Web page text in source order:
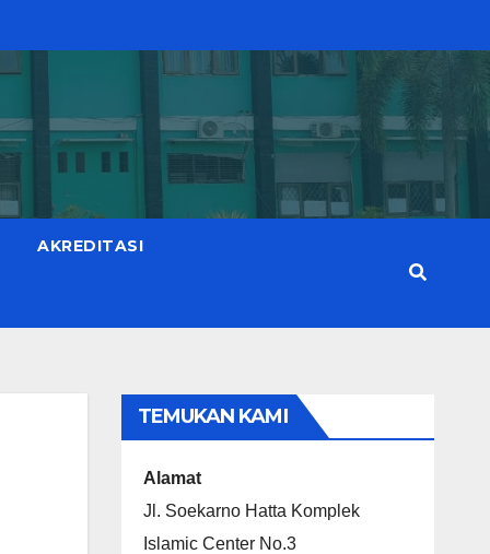
AKREDITASI
TEMUKAN KAMI
Alamat
Jl. Soekarno Hatta Komplek
Islamic Center No.3